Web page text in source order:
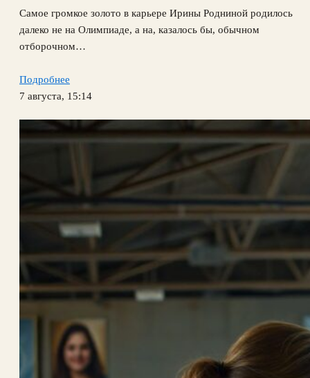
Самое громкое золото в карьере Ирины Родниной родилось
далеко не на Олимпиаде, а на, казалось бы, обычном
отборочном…
Подробнее
7 августа, 15:14